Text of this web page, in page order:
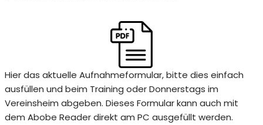
Hier das aktuelle Aufnahmeformular, bitte dies einfach
ausfüllen und beim Training oder Donnerstags im
Vereinsheim abgeben. Dieses Formular kann auch mit
dem Abobe Reader direkt am PC ausgefüllt werden.